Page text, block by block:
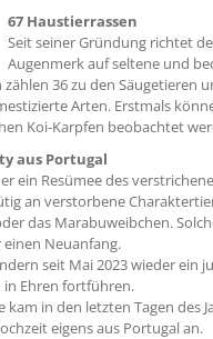
67 Haustierrassen
Seit seiner Gründung richtet
Augenmerk auf seltene und
36 zu den Säugetieren
Arten. Erstmals
Koi-Karpfen beobachtet
aus Portugal
ein Resümee des
an verstorbene
das Marabuweibchen.
Neuanfang.
seit Mai 2023 wieder ein
in Ehren fortführen.
in den letzten Tagen des
eigens aus Portugal an.